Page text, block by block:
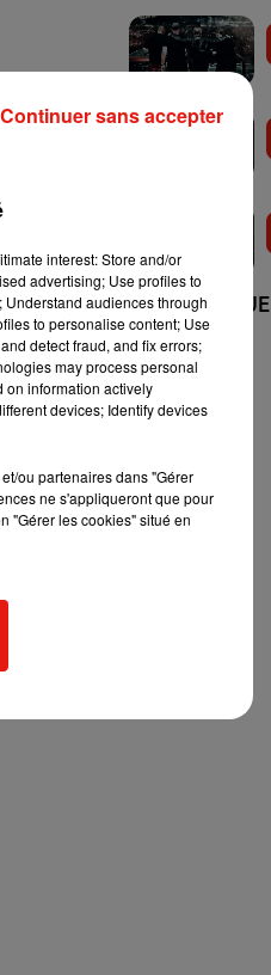
+ DE MUSIQUE
interest: Store and/or
advertising; Use profiles to
audiences through
to personalise content; Use
detect fraud, and fix errors;
may process personal
on information actively
devices; Identify devices
ou partenaires dans "Gérer
ne s'appliqueront que pour
"Gérer les cookies" situé en
Continuer sans accepter